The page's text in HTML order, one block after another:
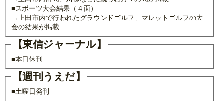
■スポーツ大会結果（４面）
→上田市内で行われたグラウンドゴルフ、マレットゴルフの大
会の結果が掲載
【東信ジャーナル】
■本日休刊
【週刊うえだ】
■土曜日発刊